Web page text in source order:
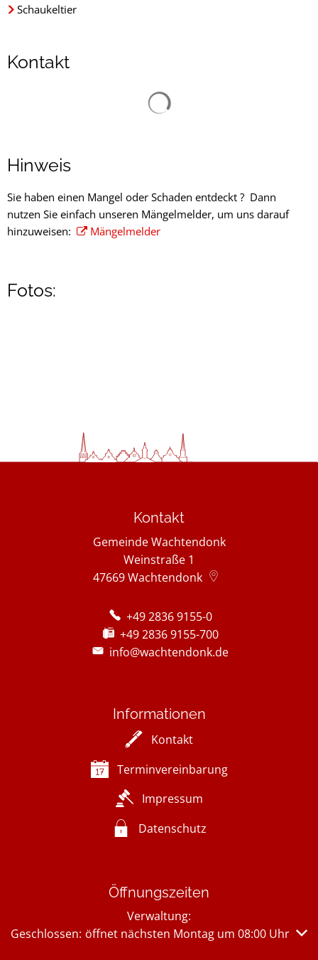
Schaukeltier
Kontakt
Hinweis
Sie haben einen Mangel oder Schaden entdeckt ? Dann
nutzen Sie einfach unseren Mängelmelder, um uns darauf
hinzuweisen:
Mängelmelder
Fotos:
Kontakt
Gemeinde Wachtendonk
Weinstraße 1
47669Wachtendonk
+49 2836 9155-0
+49 2836 9155-700
info@wachtendonk.de
Informationen
Kontakt
Terminvereinbarung
Impressum
Datenschutz
Öffnungszeiten
Verwaltung:
Klicken, um weitere Öffnungs- oder Schließzeiten
Geschlossen: öffnet nächsten Montag um 08:00 Uhr